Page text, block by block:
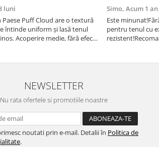
luni
Paese Puff Cloud are o textură
întinde uniform și lasă tenul
Acoperire medie, fără efect
Simo, Acum 1 an
Este
pentru tenul cu
NEWSLETTER
Nu rata ofertele si promotiile noastre
noutati prin e-mail. Detalii în Politica de
.